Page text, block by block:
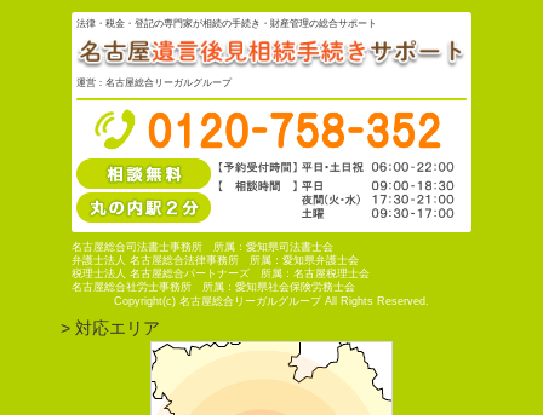
法律・税金・登記の専門家が相続の手続き・財産管理の総合サポート
運営：名古屋総合リーガルグループ
名古屋総合司法書士事務所 所属：愛知県司法書士会
弁護士法人 名古屋総合法律事務所 所属：愛知県弁護士会
税理士法人 名古屋総合パートナーズ 所属：名古屋税理士会
名古屋総合社労士事務所 所属：愛知県社会保険労務士会
Copyright(c) 名古屋総合リーガルグループ All Rights Reserved.
> 対応エリア